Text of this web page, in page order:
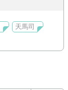
天馬司